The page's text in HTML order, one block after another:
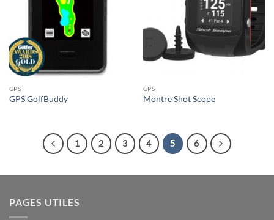
GPS
GPS GolfBuddy
GPS
Montre Shot Scope
1 2 3 4 5 6
PAGES UTILES